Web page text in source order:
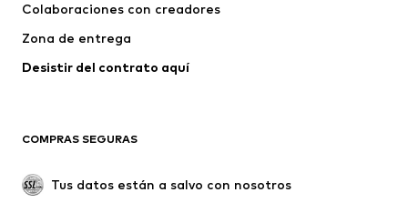
Chaquetas
Jerséis y punto
Ropa interior
Abrigos
Tallas grandes
Reciclado
Colaboraciones con creadores
Zona de entrega
Desistir del contrato aquí
COMPRAS SEGURAS
Tus datos están a salvo con nosotros